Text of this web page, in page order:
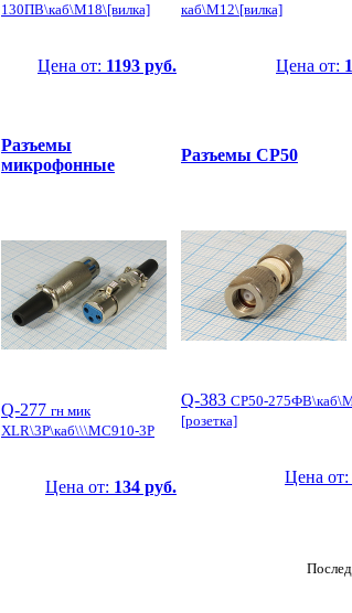
130ПВ\каб\М18\[вилка]
Цена от: 1193 руб.
каб\М12\[вилка]
Цена от:
Разъемы
микрофонные
Q-277 гн мик
XLR\3P\каб\\\MC910-3P
Цена от: 134 руб.
Разъемы СР50
Q-383 СР50-
[розетка]
Цена от: